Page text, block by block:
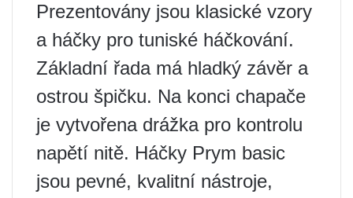
Prezentovány jsou klasické vzory
a háčky pro tuniské háčkování.
Základní řada má hladký závěr a
ostrou špičku. Na konci chapače
je vytvořena drážka pro kontrolu
napětí nitě. Háčky Prym basic
jsou pevné, kvalitní nástroje,